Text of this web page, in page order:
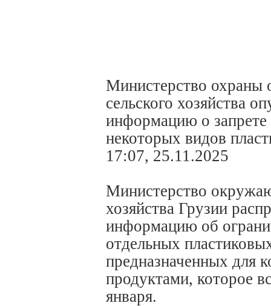
Министерство
сельского хозяйства
информацию о запрете
некоторых видов
17:07, 25.11.2025
Министерство
хозяйства Грузии
информацию об
отдельных
предназначенных для
продуктами, которое
января.